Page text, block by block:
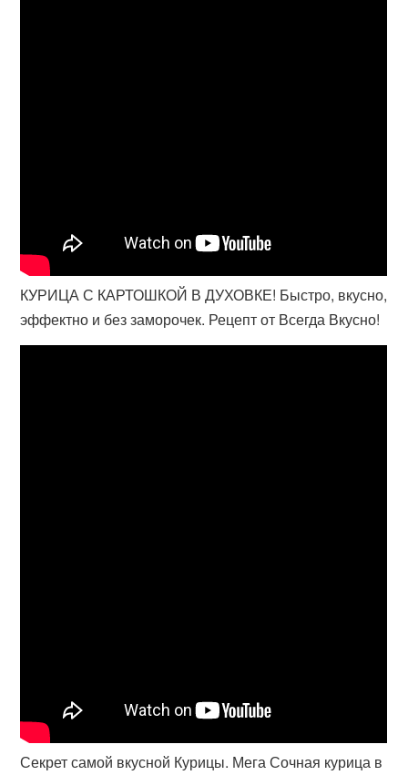
КУРИЦА С КАРТОШКОЙ В ДУХОВКЕ! Быстро, вкусно,
эффектно и без заморочек. Рецепт от Всегда Вкусно!
Секрет самой вкусной Курицы. Мега Сочная курица в